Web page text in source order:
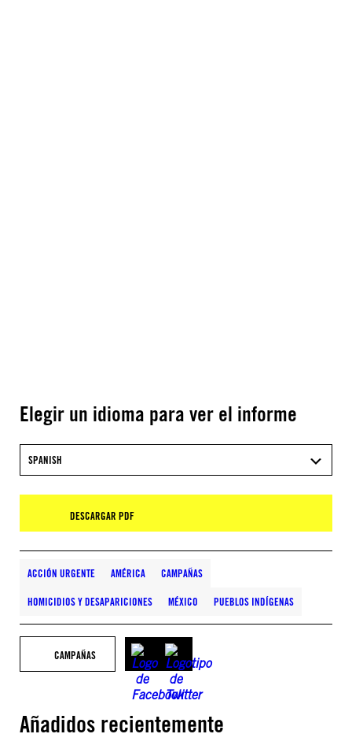
Elegir un idioma para ver el informe
SPANISH
DESCARGAR PDF
ACCIÓN URGENTE AMÉRICA CAMPAÑAS
HOMICIDIOS Y DESAPARICIONES MÉXICO PUEBLOS INDÍGENAS
CAMPAÑAS
Añadidos recientemente